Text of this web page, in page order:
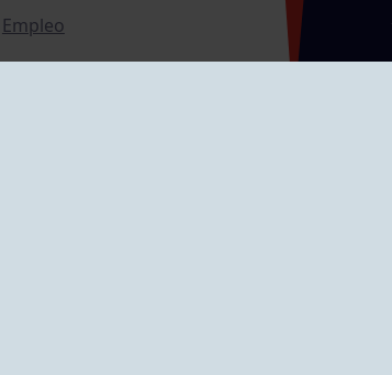
Empleo
Publicaciones